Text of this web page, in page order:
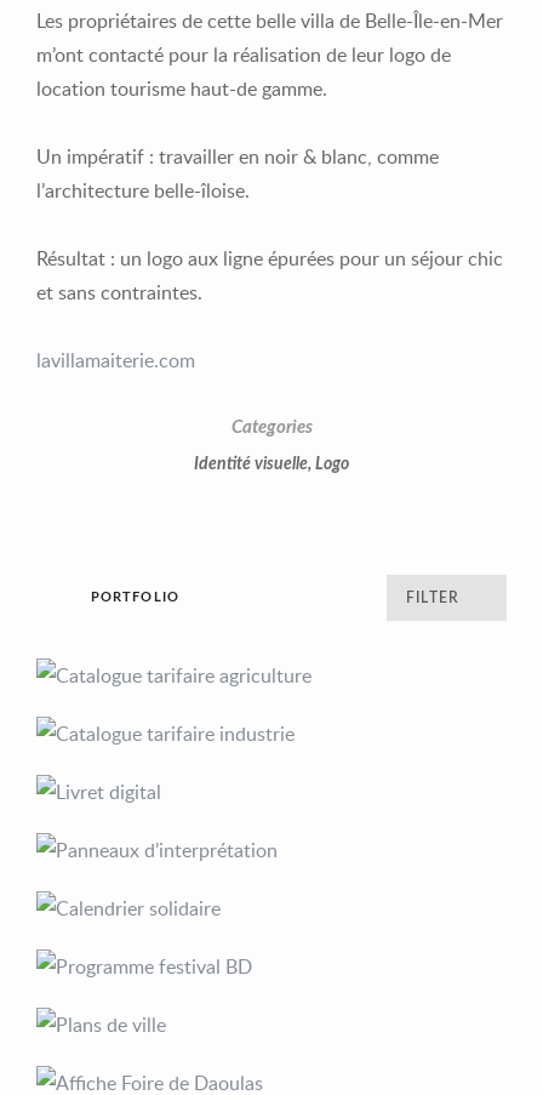
Les propriétaires de cette belle villa de Belle-Île-en-Mer
m’ont contacté pour la réalisation de leur logo de
location tourisme haut-de gamme.
Un impératif : travailler en noir & blanc, comme
l’architecture belle-îloise.
Résultat : un logo aux ligne épurées pour un séjour chic
et sans contraintes.
lavillamaiterie.com
Categories
Identité visuelle, Logo
PORTFOLIO FILTER